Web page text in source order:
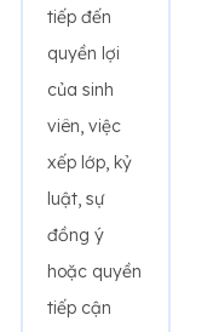
tiếp đến
quyền lợi
của sinh
viên, việc
xếp lớp, kỷ
luật, sự
đồng ý
hoặc quyền
tiếp cận